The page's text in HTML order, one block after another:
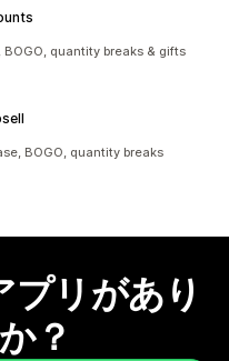
quantity breaks & gifts
BOGO, quantity breaks
リがあり
？